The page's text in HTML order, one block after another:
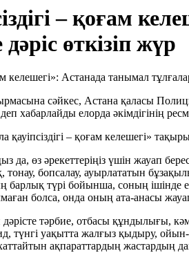
– қоғам
өткізіп жүр
сәйкес, Астана қаласы
хабарлайды елорда әкімдігінің
қауіпсіздігі – қоғам келешегі»
да, өз әрекеттеріңіз үшін жауап
тонау, бопсалау, ауырлататын
барлық түрі бойынша, соның ішінде
болса, онда оның ата-анасы
тәрбие, отбасы құндылығы,
түнгі уақытта жалғыз қыдыру,
ақпараттардың жастардың